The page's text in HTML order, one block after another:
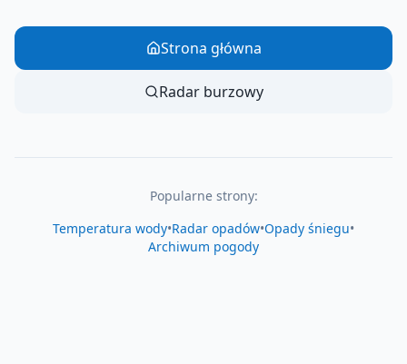
Strona główna
Radar burzowy
Popularne strony:
Temperatura wody•Radar opadów•Opady śniegu•
Archiwum pogody